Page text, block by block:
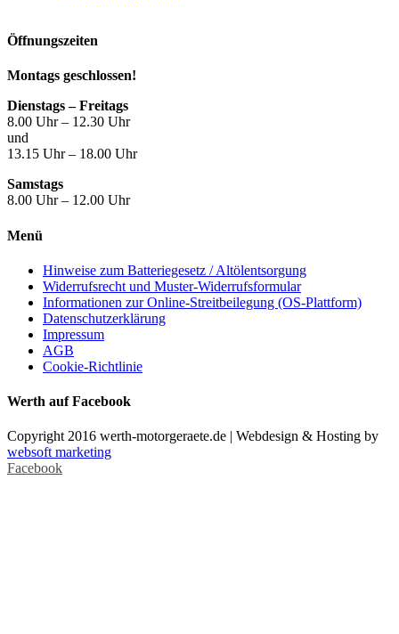
Öffnungszeiten
Montags geschlossen!
Dienstags – Freitags
8.00 Uhr – 12.30 Uhr
und
13.15 Uhr – 18.00 Uhr
Samstags
8.00 Uhr – 12.00 Uhr
Menü
Hinweise zum Batteriegesetz / Altölentsorgung
Widerrufsrecht und Muster-Widerrufsformular
Informationen zur Online-Streitbeilegung (OS-Plattform)
Datenschutzerklärung
Impressum
AGB
Cookie-Richtlinie
Werth auf Facebook
Copyright 2016 werth-motorgeraete.de | Webdesign & Hosting by
websoft marketing
Facebook